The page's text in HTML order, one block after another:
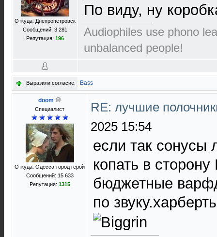
Откуда: Днепропетровск
Сообщений: 3 281
Репутация: 196
По виду, ну
Audiophiles use phono
unbalanced people!
Выразили согласие: Bass
doom
Специалист
Откуда: Одесса-город герой
Сообщений: 15 633
Репутация: 1315
RE: лучшие
2025 15:54
если так сонусы
копать в
бюджетные
по